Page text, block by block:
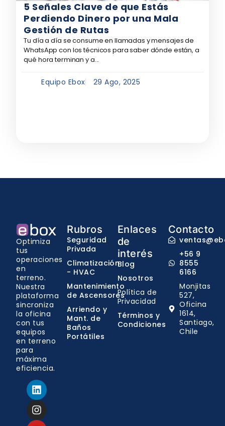
5 Señales Clave de que Estás
Perdiendo Dinero por una Mala
Gestión de Rutas
Tu día a día se consume en llamadas y mensajes de
WhatsApp con los técnicos para saber dónde están, a
qué hora terminan y a...
Equipo Ebox 29 Ago, 2025
Optimiza
tus
operaciones
en
terreno.
Nuestra
plataforma
sincroniza
la oficina
con tus
equipos
en terreno
para
máxima
eficiencia.
Rubros
Seguridad
Privada
Climatización
- HVAC
Mantenimiento
de Ascensores
Arriendo y
Mant. de
Baños
Portátiles
Enlaces
de
interés
Blog
Nosotros
Política de
Privacidad
Términos y
Condiciones
Contacto
+56 9
8555
6166
Monjitas
527,
Oficina
1614,
Santiago,
Chile